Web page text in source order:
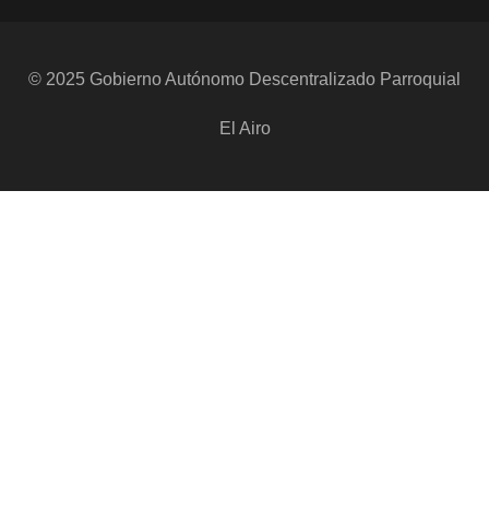
© 2025 Gobierno Autónomo Descentralizado Parroquial
El Airo